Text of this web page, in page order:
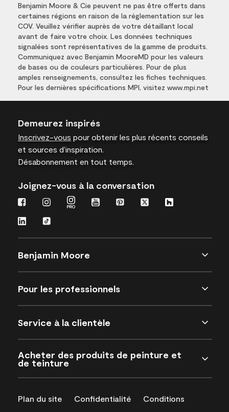
Benjamin Moore & Cie peuvent ne pas être offerts dans
certaines régions en raison de la réglementation sur les
COV. Veuillez vérifier auprès de votre détaillant local
avant de faire votre choix. Les données techniques
signalées sont représentatives de la gamme de produits.
Communiquez avec Benjamin MooreMD pour les valeurs
de bases ou de couleurs particulières. Pour de plus
amples renseignements, consultez les fiches techniques.
Pour les dernières spécifications MPI, visitez www.mpi.net
Demeurez inspirés
Inscrivez-vous pour obtenir les plus récents conseils
et sources d’inspiration.
Désabonnement en tout temps.
Joignez-vous à la conversation
Benjamin Moore
Pour les professionnels
Service à la clientèle
Acheter des produits de peinture et
de teinture
Plan du site Confidentialité
Conditions